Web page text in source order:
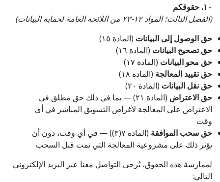
١٠. حقوقكم
(الفصل الثالث؛ المواد ١٢-٢٣ من اللائحة العامة لحماية البيانات)
حق الوصول إلى البيانات (المادة ١٥)
حق تصحيح البيانات (المادة ١٦)
حق محو البيانات (المادة ١٧)
حق تقييد المعالجة (المادة ١٨)
حق نقل البيانات (المادة ٢٠)
حق الاعتراض
(المادة ٢١) — بما في ذلك حق مطلق في
الاعتراض على المعالجة لأغراض التسويق المباشر في أي
وقت
حق سحب الموافقة
(المادة ٧(٣)) — في أي وقت، دون أن
يؤثر ذلك على مشروعية المعالجة التي تمت قبل السحب
لممارسة هذه الحقوق، يُرجى التواصل معنا عبر البريد الإلكتروني
التالي: